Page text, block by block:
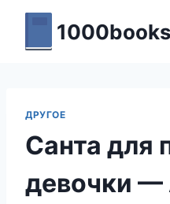
Перейти
содержимому
ДРУГОЕ
Санта для
девочки —